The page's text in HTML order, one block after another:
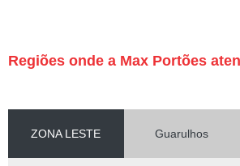
Regiões onde a Max Portões
ZONA LESTE Guarulhos